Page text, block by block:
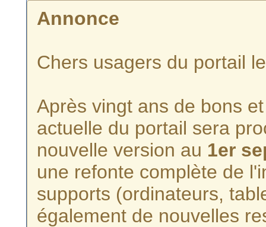
Annonce
Chers usagers du portail
Après vingt ans de bons
actuelle du portail sera
nouvelle version au 1er
une refonte complète de
supports (ordinateurs,
également de nouvelles